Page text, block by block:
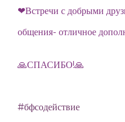
❤Встречи с добрыми
общения- отличное
🙏СПАСИБО!🙏
#бфсодействие